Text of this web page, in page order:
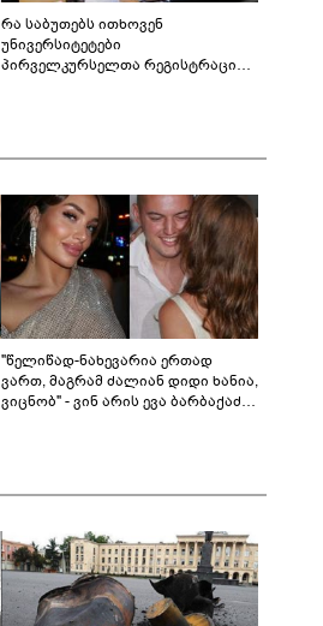
რა საბუთებს ითხოვენ
უნივერსიტეტები
პირველკურსელთა რეგისტრაციის
"წელიწად-ნახევარია ერთად
ვართ, მაგრამ ძალიან დიდი ხანია,
ვიცნობ" - ვინ არის ევა ბარბაქაძის